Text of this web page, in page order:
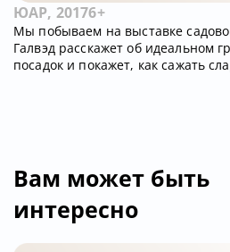
ЮАР, 20176+
Мы побываем на выставке
Галвэд расскажет об идеальном
посадок и покажет, как сажать
Вам может быть
интересно